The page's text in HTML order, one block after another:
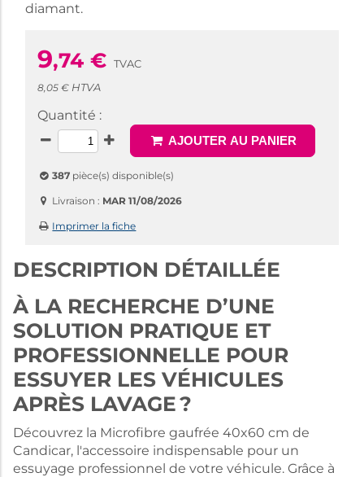
diamant.
9,74 € TVAC
8,05 € HTVA
Quantité :
AJOUTER AU PANIER
387 pièce(s) disponible(s)
Livraison : MAR 11/08/2026
Imprimer la fiche
DESCRIPTION DÉTAILLÉE
À LA RECHERCHE D’UNE
SOLUTION PRATIQUE ET
PROFESSIONNELLE POUR
ESSUYER LES VÉHICULES
APRÈS LAVAGE ?
Découvrez la Microfibre gaufrée 40x60 cm de
Candicar, l'accessoire indispensable pour un
essuyage professionnel de votre véhicule. Grâce à